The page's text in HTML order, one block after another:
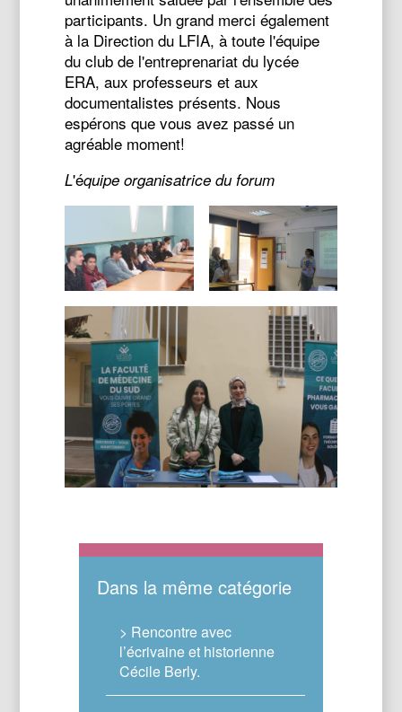
participants. Un grand merci également
à la Direction du LFIA, à toute l'équipe
du club de l'entreprenariat du lycée
ERA, aux professeurs et aux
documentalistes présents. Nous
espérons que vous avez passé un
agréable moment!
L'équipe organisatrice du forum
Dans la même catégorie
> Rencontre avec
l’écrivaine et historienne
Cécile Berly.